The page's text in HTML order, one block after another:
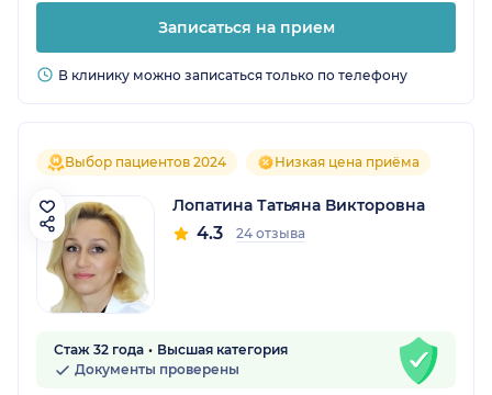
Записаться на прием
В клинику можно записаться только по телефону
Выбор пациентов 2024 Низкая цена приёма
Лопатина Татьяна Викторовна
4.3 24 отзыва
Стаж 32 года
Высшая категория
Документы проверены